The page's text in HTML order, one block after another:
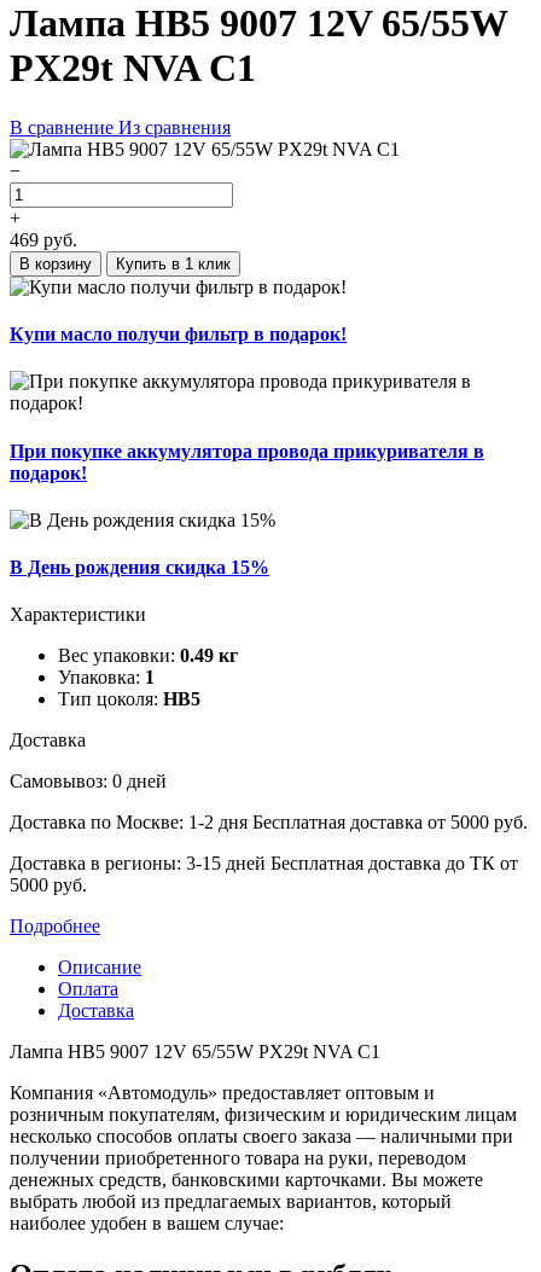
Лампа HB5 9007 12V 65/55W
PX29t NVA C1
В сравнение Из сравнения
−
+
469 руб.
В корзину Купить в 1 клик
Купи масло получи фильтр в подарок!
При покупке аккумулятора провода прикуривателя в
подарок!
В День рождения скидка 15%
Характеристики
Вес упаковки: 0.49 кг
Упаковка: 1
Тип цоколя: HB5
Доставка
Самовывоз: 0 дней
Доставка по Москве: 1-2 дня Бесплатная доставка от 5000 руб.
Доставка в регионы: 3-15 дней Бесплатная доставка до ТК от
5000 руб.
Подробнее
Описание
Оплата
Доставка
Лампа HB5 9007 12V 65/55W PX29t NVA C1
Компания «Автомодуль» предоставляет оптовым и
розничным покупателям, физическим и юридическим лицам
несколько способов оплаты своего заказа — наличными при
получении приобретенного товара на руки, переводом
денежных средств, банковскими карточками. Вы можете
выбрать любой из предлагаемых вариантов, который
наиболее удобен в вашем случае: